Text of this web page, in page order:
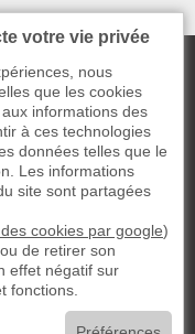
votre vie privée
nous
que les cookies
informations des
à ces technologies
données telles que le
Les informations
site sont partagées
cookies par google)
de retirer son
effet négatif sur
fonctions.